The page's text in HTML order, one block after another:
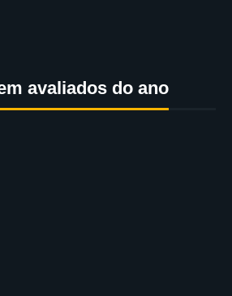
avaliados do ano